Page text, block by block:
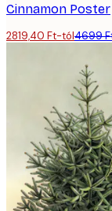
Cinnamon Poster
2819,40 Ft-tól4699